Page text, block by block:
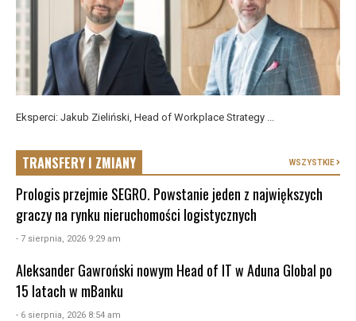
Eksperci: Jakub Zieliński, Head of Workplace Strategy ...
TRANSFERY I ZMIANY WSZYSTKIE
Prologis przejmie SEGRO. Powstanie jeden z największych
graczy na rynku nieruchomości logistycznych
- 7 sierpnia, 2026 9:29 am
Aleksander Gawroński nowym Head of IT w Aduna Global po
15 latach w mBanku
- 6 sierpnia, 2026 8:54 am